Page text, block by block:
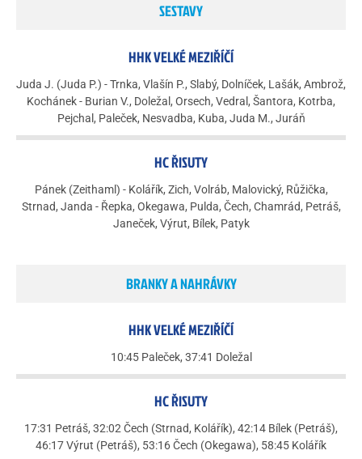
SESTAVY
HHK VELKÉ MEZIŘÍČÍ
Juda J. (Juda P.) - Trnka, Vlašín P., Slabý, Dolníček, Lašák, Ambrož,
Kochánek - Burian V., Doležal, Orsech, Vedral, Šantora, Kotrba,
Pejchal, Paleček, Nesvadba, Kuba, Juda M., Juráň
HC ŘISUTY
Pánek (Zeithaml) - Kolářík, Zich, Volráb, Malovický, Růžička,
Strnad, Janda - Řepka, Okegawa, Pulda, Čech, Chamrád, Petráš,
Janeček, Výrut, Bílek, Patyk
BRANKY A NAHRÁVKY
HHK VELKÉ MEZIŘÍČÍ
10:45 Paleček, 37:41 Doležal
HC ŘISUTY
17:31 Petráš, 32:02 Čech (Strnad, Kolářík), 42:14 Bílek (Petráš),
46:17 Výrut (Petráš), 53:16 Čech (Okegawa), 58:45 Kolářík